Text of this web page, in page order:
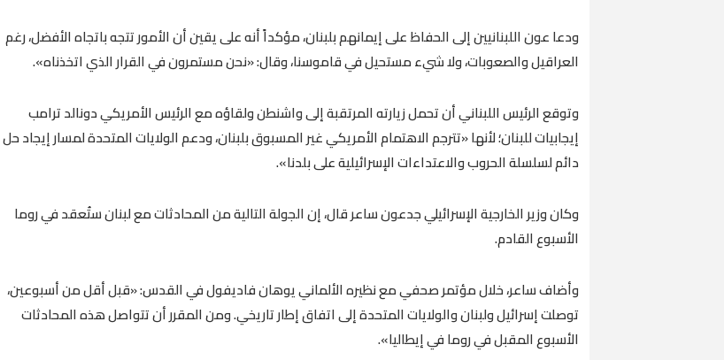
ودعا عون اللبنانيين إلى الحفاظ على إيمانهم بلبنان، مؤكداً أنه على يقين أن الأمور تتجه باتجاه الأفضل، رغم
العراقيل والصعوبات، ولا شيء مستحيل في قاموسنا، وقال: «نحن مستمرون في القرار الذي اتخذناه».
وتوقع الرئيس اللبناني أن تحمل زيارته المرتقبة إلى واشنطن ولقاؤه مع الرئيس الأمريكي دونالد ترامب
إيجابيات للبنان؛ لأنها «تترجم الاهتمام الأمريكي غير المسبوق بلبنان، ودعم الولايات المتحدة لمسار إيجاد حل
دائم لسلسلة الحروب والاعتداءات الإسرائيلية على بلدنا».
وكان وزير الخارجية الإسرائيلي جدعون ساعر قال، إن الجولة التالية من المحادثات مع لبنان ستُعقد في روما
الأسبوع القادم.
وأضاف ساعر، خلال مؤتمر صحفي مع نظيره الألماني يوهان فاديفول في القدس: «قبل أقل من أسبوعين،
توصلت إسرائيل ولبنان والولايات المتحدة إلى اتفاق إطار تاريخي. ومن المقرر أن تتواصل هذه المحادثات
الأسبوع المقبل في روما في إيطاليا».